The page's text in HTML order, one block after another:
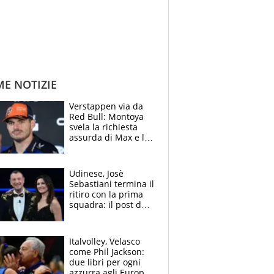
NOTIZIE
Verstappen via da
Red Bull: Montoya
svela la richiesta
assurda di Max e lo
McLaren siano
meglio?”
Udinese, Josè
Sebastiani termina il
ritiro con la prima
squadra: il post del
sfondo
Italvolley, Velasco
come Phil Jackson:
due libri per ogni